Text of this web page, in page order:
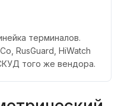
терминалов.
RusGuard, HiWatch
того же вендора.